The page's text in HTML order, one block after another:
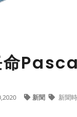
命
新聞 新聞